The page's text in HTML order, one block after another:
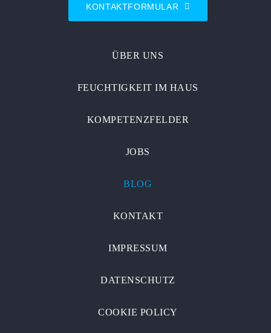
KONTAKTFORMULAR
ÜBER UNS
FEUCHTIGKEIT IM HAUS
KOMPETENZFELDER
JOBS
BLOG
KONTAKT
IMPRESSUM
DATENSCHUTZ
COOKIE POLICY